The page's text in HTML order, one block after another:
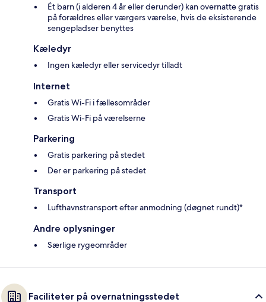
Ét barn (i alderen 4 år eller derunder) kan overnatte gratis
på forældres eller værgers værelse, hvis de eksisterende
sengepladser benyttes
Kæledyr
Ingen kæledyr eller servicedyr tilladt
Internet
Gratis Wi-Fi i fællesområder
Gratis Wi-Fi på værelserne
Parkering
Gratis parkering på stedet
Der er parkering på stedet
Transport
Lufthavnstransport efter anmodning (døgnet rundt)*
Andre oplysninger
Særlige rygeområder
Faciliteter på overnatningsstedet